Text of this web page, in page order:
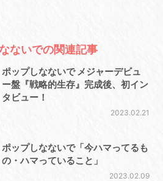
ないでの関連記事
ポップしなないで メジャーデビュ
ー盤『戦略的生存』完成後、初イン
タビュー！
2023.02.21
ポップしなないで「今ハマってるも
の・ハマっていること」
2023.02.09